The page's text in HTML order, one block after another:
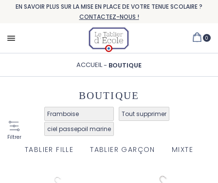
EN SAVOIR PLUS SUR LA MISE EN PLACE DE VOTRE TENUE SCOLAIRE ?
CONTACTEZ-NOUS !
0
ACCUEIL BOUTIQUE
BOUTIQUE
Framboise
ciel passepoil marine
Tout supprimer
TABLIER FILLE TABLIER GARÇON MIXTE
Filtrer